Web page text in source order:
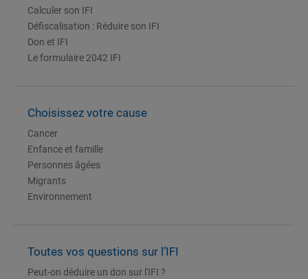
Calculer son IFI
Défiscalisation : Réduire son IFI
Don et IFI
Le formulaire 2042 IFI
Choisissez votre cause
Cancer
Enfance et famille
Personnes âgées
Migrants
Environnement
Toutes vos questions sur l’IFI
Peut-on déduire un don sur l'IFI ?